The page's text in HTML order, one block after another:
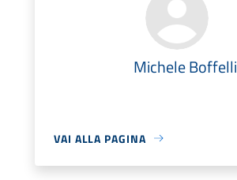
Michele Boffelli
VAI ALLA PAGINA